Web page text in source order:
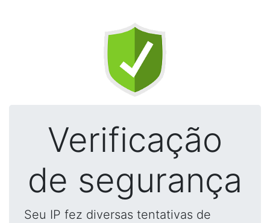
Verificação
de segurança
Seu IP fez diversas tentativas de